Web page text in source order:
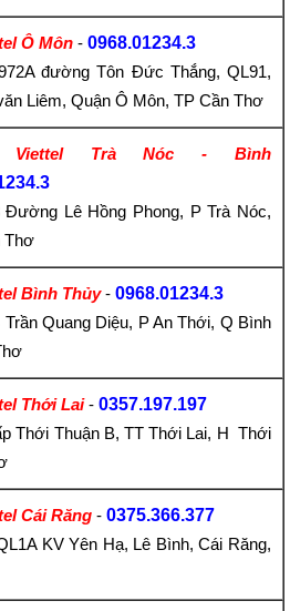
Ô Môn - 0968.01234.3
đường Tôn Đức Thắng, QL91,
Liêm, Quận Ô Môn, TP Cần Thơ
Viettel Trà Nóc - Bình
Lê Hồng Phong, P Trà Nóc,
Thơ
Bình Thủy - 0968.01234.3
Quang Diệu, P An Thới, Q Bình
Thới Lai - 0357.197.197
Thới Thuận B, TT Thới Lai, H Thới
Cái Răng - 0375.366.377
KV Yên Hạ, Lê Bình, Cái Răng,